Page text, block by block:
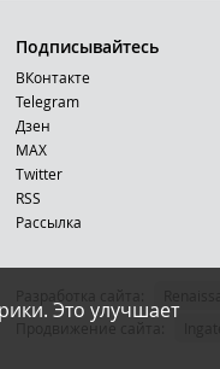
Это улучшает
Подписывайтесь
ВКонтакте
Telegram
Дзен
MAX
Тwitter
RSS
Рассылка
Продвижение сайта